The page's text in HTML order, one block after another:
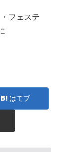
フェステ
はてブ